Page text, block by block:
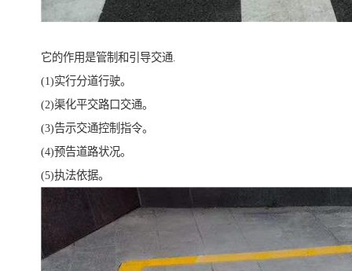
它的作用是管制和引导交通.
(1)实行分道行驶。
(2)渠化平交路口交通。
(3)告示交通控制指令。
(4)预告道路状况。
(5)执法依据。